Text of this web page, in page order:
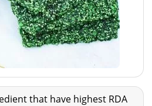
that have highest RDA